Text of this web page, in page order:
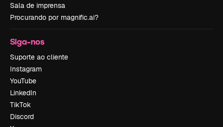
Sala de imprensa
Procurando por magnific.ai?
Siga-nos
Suporte ao cliente
Instagram
YouTube
LinkedIn
TikTok
Discord